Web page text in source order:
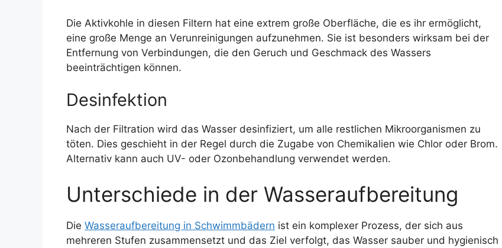
Die Aktivkohle in diesen Filtern hat eine extrem große Oberfläche, die es ihr ermöglicht,
eine große Menge an Verunreinigungen aufzunehmen. Sie ist besonders wirksam bei der
Entfernung von Verbindungen, die den Geruch und Geschmack des Wassers
beeinträchtigen können.
Desinfektion
Nach der Filtration wird das Wasser desinfiziert, um alle restlichen Mikroorganismen zu
töten. Dies geschieht in der Regel durch die Zugabe von Chemikalien wie Chlor oder Brom.
Alternativ kann auch UV- oder Ozonbehandlung verwendet werden.
Unterschiede in der Wasseraufbereitung
Die Wasseraufbereitung in Schwimmbädern ist ein komplexer Prozess, der sich aus
mehreren Stufen zusammensetzt und das Ziel verfolgt, das Wasser sauber und hygienisch